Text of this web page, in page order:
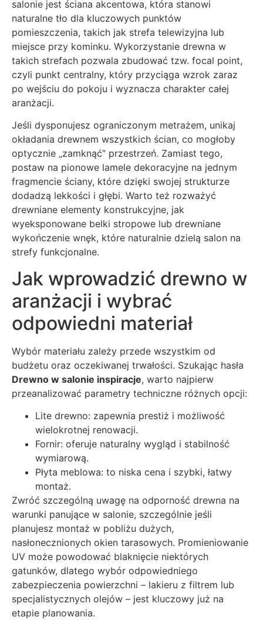
salonie jest ściana akcentowa, która stanowi
naturalne tło dla kluczowych punktów
pomieszczenia, takich jak strefa telewizyjna lub
miejsce przy kominku. Wykorzystanie drewna w
takich strefach pozwala zbudować tzw. focal point,
czyli punkt centralny, który przyciąga wzrok zaraz
po wejściu do pokoju i wyznacza charakter całej
aranżacji.
Jeśli dysponujesz ograniczonym metrażem, unikaj
okładania drewnem wszystkich ścian, co mogłoby
optycznie „zamknąć” przestrzeń. Zamiast tego,
postaw na pionowe lamele dekoracyjne na jednym
fragmencie ściany, które dzięki swojej strukturze
dodadzą lekkości i głębi. Warto też rozważyć
drewniane elementy konstrukcyjne, jak
wyeksponowane belki stropowe lub drewniane
wykończenie wnęk, które naturalnie dzielą salon na
strefy funkcjonalne.
Jak wprowadzić drewno w
aranżacji i wybrać
odpowiedni materiał
Wybór materiału zależy przede wszystkim od
budżetu oraz oczekiwanej trwałości. Szukając hasła
Drewno w salonie inspiracje, warto najpierw
przeanalizować parametry techniczne różnych opcji:
Lite drewno: zapewnia prestiż i możliwość
wielokrotnej renowacji.
Fornir: oferuje naturalny wygląd i stabilność
wymiarową.
Płyta meblowa: to niska cena i szybki, łatwy
montaż.
Zwróć szczególną uwagę na odporność drewna na
warunki panujące w salonie, szczególnie jeśli
planujesz montaż w pobliżu dużych,
nasłonecznionych okien tarasowych. Promieniowanie
UV może powodować blaknięcie niektórych
gatunków, dlatego wybór odpowiedniego
zabezpieczenia powierzchni – lakieru z filtrem lub
specjalistycznych olejów – jest kluczowy już na
etapie planowania.